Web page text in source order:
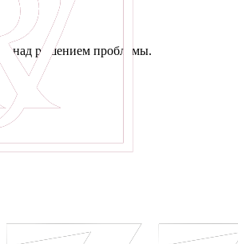
над решением проблемы.